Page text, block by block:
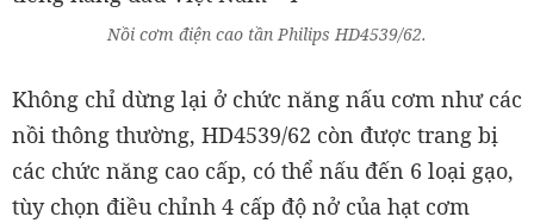
Nồi cơm điện cao tần Philips HD4539/62.
Không chỉ dừng lại ở chức năng nấu cơm như các
nồi thông thường, HD4539/62 còn được trang bị
các chức năng cao cấp, có thể nấu đến 6 loại gạo,
tùy chọn điều chỉnh 4 cấp độ nở của hạt cơm